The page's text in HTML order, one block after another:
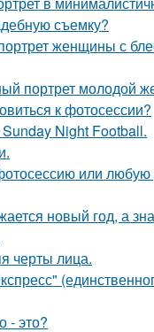
съемку?
женщины с
портрет молодой
к фотосессии?
Night Football.
или
новый год, а
черты лица.
- это?